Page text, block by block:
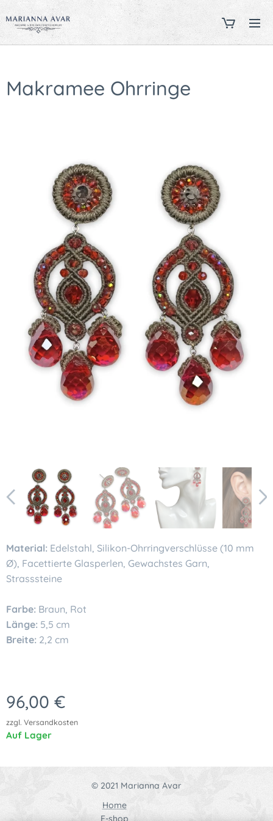
Makramee Ohrringe
KI-generiertes Bild
Material: Edelstahl, Silikon-Ohrringverschlüsse (10 mm
Ø), Facettierte Glasperlen, Gewachstes Garn,
Strasssteine
Farbe: Braun, Rot
Länge: 5,5 cm
Breite: 2,2 cm
96,00 €
zzgl. Versandkosten
Auf Lager
© 2021 Marianna Avar
Home
E-shop